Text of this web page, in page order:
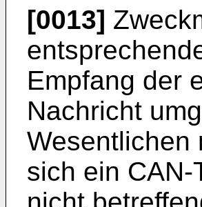
[0013]
Empfang der
Nachricht
Wesentlichen
sich ein